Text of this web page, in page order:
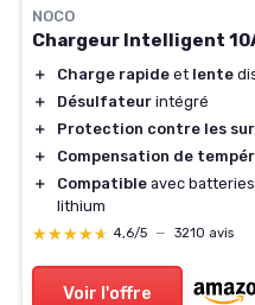
NOCO
Chargeur Intelligent
＋ Charge rapide et lente
＋
Désulfateur intégré
＋
Protection contre les
＋
Compensation de
＋
Compatible avec
lithium
★★★★★
★★★★★ 4,6/5 — 3210 avis
Voir l'offre